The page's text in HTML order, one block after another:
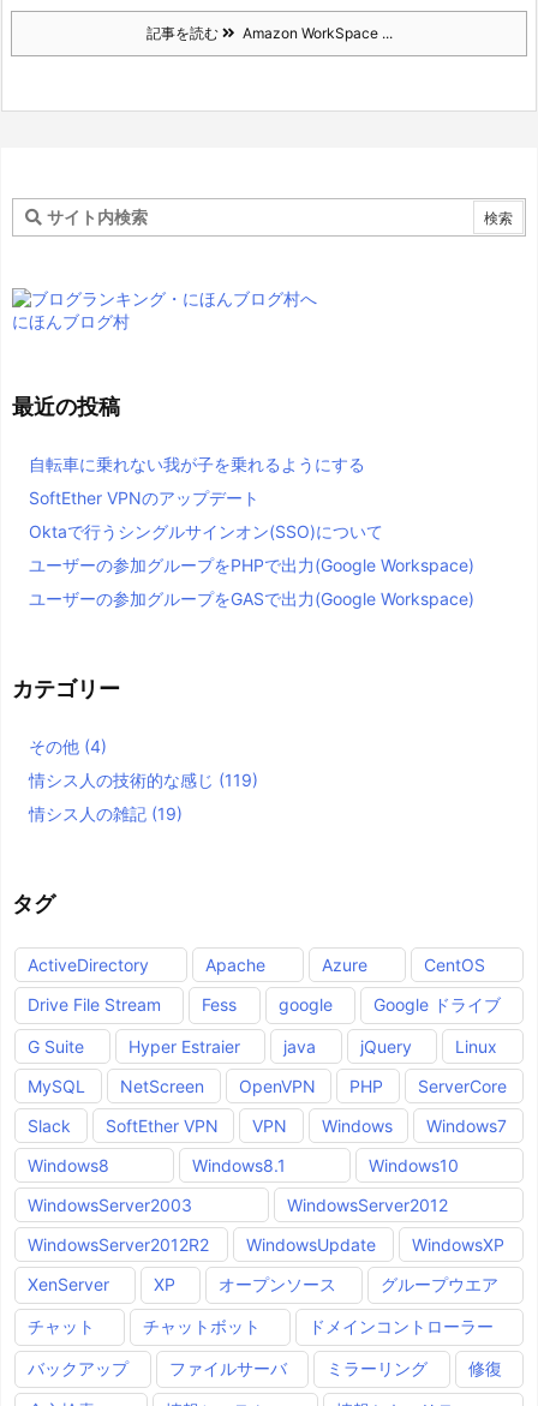
記事を読む Amazon WorkSpace ...
にほんブログ村
最近の投稿
自転車に乗れない我が子を乗れるようにする
SoftEther VPNのアップデート
Oktaで行うシングルサインオン(SSO)について
ユーザーの参加グループをPHPで出力(Google Workspace)
ユーザーの参加グループをGASで出力(Google Workspace)
カテゴリー
その他 (4)
情シス人の技術的な感じ (119)
情シス人の雑記 (19)
タグ
ActiveDirectory Apache Azure
CentOS
Drive File Stream
Fess google Google ドライブ
G Suite Hyper Estraier java jQuery
Linux
MySQL
NetScreen OpenVPN PHP
ServerCore
Slack
SoftEther VPN VPN Windows
Windows7
Windows8
Windows8.1
Windows10
WindowsServer2003
WindowsServer2012
WindowsServer2012R2
WindowsUpdate
WindowsXP
XenServer
XP オープンソース グループウエア
チャット チャットボット ドメインコントローラー
バックアップ ファイルサーバ ミラーリング 修復